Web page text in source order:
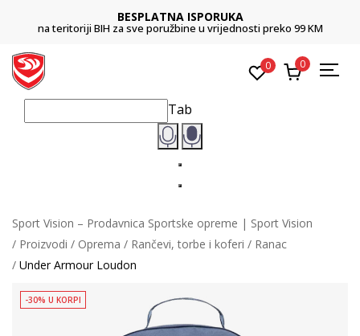
BESPLATNA ISPORUKA
na teritoriji BIH za sve poružbine u vrijednosti preko 99 KM
0 0
Tab
Sport Vision – Prodavnica Sportske opreme | Sport Vision
Proizvodi
Oprema Rančevi, torbe i koferi
Ranac
Under Armour Loudon
-30% U KORPI